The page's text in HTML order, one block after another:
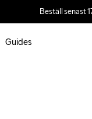
Beställ senast
Guides